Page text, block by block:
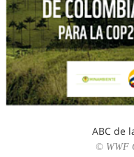
ABC de
© WWF